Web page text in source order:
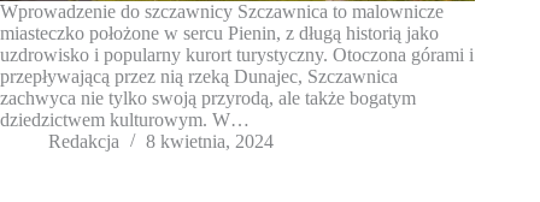
Wprowadzenie do szczawnicy Szczawnica to malownicze
miasteczko położone w sercu Pienin, z długą historią jako
uzdrowisko i popularny kurort turystyczny. Otoczona górami i
przepływającą przez nią rzeką Dunajec, Szczawnica
zachwyca nie tylko swoją przyrodą, ale także bogatym
dziedzictwem kulturowym. W…
Redakcja
8 kwietnia, 2024